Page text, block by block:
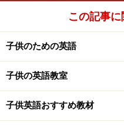
この記事
子供のための英語
子供の英語教室
子供英語おすすめ教材